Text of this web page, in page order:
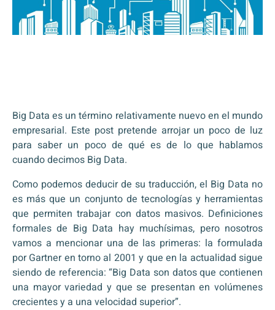
Big Data es un término relativamente nuevo en el mundo
empresarial. Este post pretende arrojar un poco de luz
para saber un poco de qué es de lo que hablamos
cuando decimos Big Data.
Como podemos deducir de su traducción, el Big Data no
es más que un conjunto de tecnologías y herramientas
que permiten trabajar con datos masivos. Definiciones
formales de Big Data hay muchísimas, pero nosotros
vamos a mencionar una de las primeras: la formulada
por Gartner en torno al 2001 y que en la actualidad sigue
siendo de referencia: “Big Data son datos que contienen
una mayor variedad y que se presentan en volúmenes
crecientes y a una velocidad superior”.